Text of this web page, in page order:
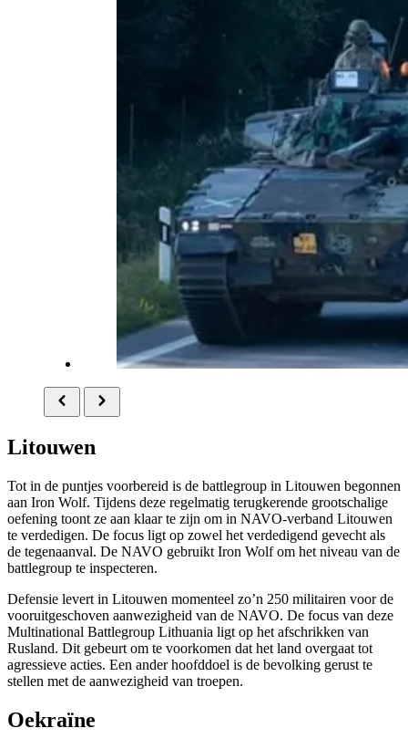
Litouwen
Tot in de puntjes voorbereid is de battlegroup in Litouwen begonnen
aan Iron Wolf. Tijdens deze regelmatig terugkerende grootschalige
oefening toont ze aan klaar te zijn om in NAVO-verband Litouwen
te verdedigen. De focus ligt op zowel het verdedigend gevecht als
de tegenaanval. De NAVO gebruikt Iron Wolfom het niveau van de
battlegroup te inspecteren.
Defensie levert in Litouwen momenteel zo’n 250 militairen voor de
vooruitgeschoven aanwezigheid van de NAVO. De focus van deze
Multinational Battlegroup Lithuania ligt op het afschrikken van
Rusland. Dit gebeurt om te voorkomen dat het land overgaat tot
agressieve acties. Een ander hoofddoel is de bevolking gerust te
stellen met de aanwezigheid van troepen.
Oekraïne